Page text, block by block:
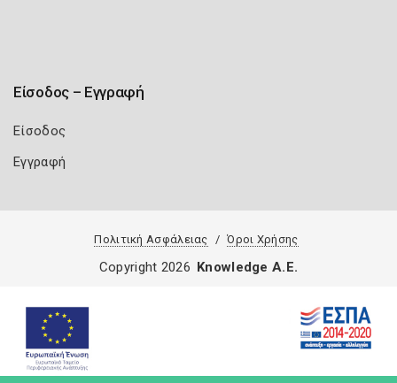
Είσοδος – Εγγραφή
Είσοδος
Εγγραφή
Πολιτική Ασφάλειας Όροι Χρήσης
Copyright 2026 Knowledge A.E.